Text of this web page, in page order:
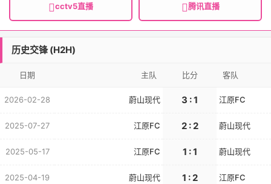
cctv5直播 腾讯直播
历史交锋 (H2H)
日期 主队 比分 客队
2026-02-28 蔚山现代 3 : 1 江原FC
2025-07-27 江原FC 2 : 2 蔚山现代
2025-05-17 江原FC 1 : 1 蔚山现代
2025-04-19 蔚山现代 1 : 2 江原FC